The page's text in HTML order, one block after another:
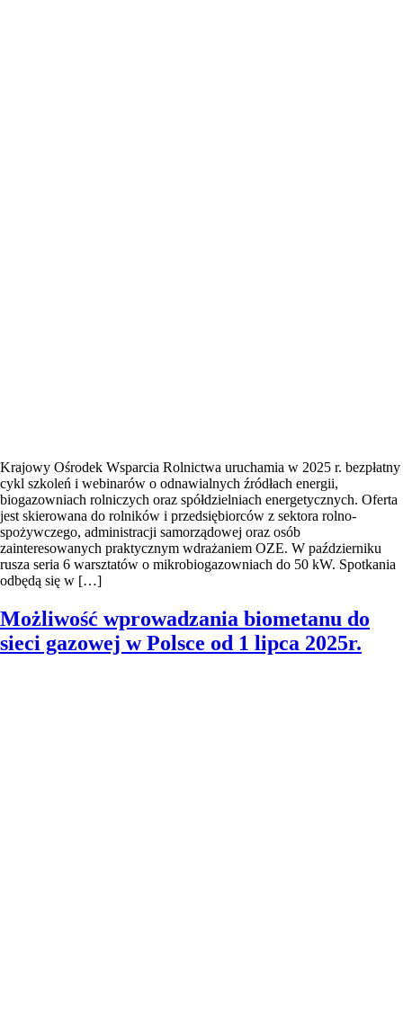
Krajowy Ośrodek Wsparcia Rolnictwa uruchamia w 2025 r. bezpłatny
cykl szkoleń i webinarów o odnawialnych źródłach energii,
biogazowniach rolniczych oraz spółdzielniach energetycznych. Oferta
jest skierowana do rolników i przedsiębiorców z sektora rolno-
spożywczego, administracji samorządowej oraz osób
zainteresowanych praktycznym wdrażaniem OZE. W październiku
rusza seria 6 warsztatów o mikrobiogazowniach do 50 kW. Spotkania
odbędą się w […]
Możliwość wprowadzania biometanu do
sieci gazowej w Polsce od 1 lipca 2025r.